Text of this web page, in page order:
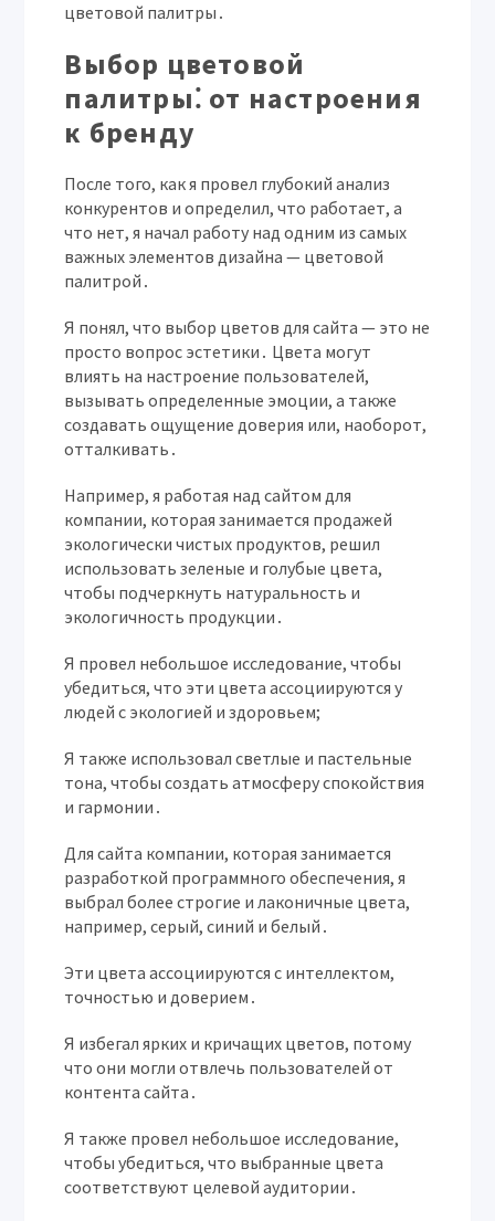
цветовой палитры․
Выбор цветовой
палитры⁚ от настроения
к бренду
После того, как я провел глубокий анализ
конкурентов и определил, что работает, а
что нет, я начал работу над одним из самых
важных элементов дизайна — цветовой
палитрой․
Я понял, что выбор цветов для сайта — это не
просто вопрос эстетики․ Цвета могут
влиять на настроение пользователей,
вызывать определенные эмоции, а также
создавать ощущение доверия или, наоборот,
отталкивать․
Например, я работая над сайтом для
компании, которая занимается продажей
экологически чистых продуктов, решил
использовать зеленые и голубые цвета,
чтобы подчеркнуть натуральность и
экологичность продукции․
Я провел небольшое исследование, чтобы
убедиться, что эти цвета ассоциируются у
людей с экологией и здоровьем;
Я также использовал светлые и пастельные
тона, чтобы создать атмосферу спокойствия
и гармонии․
Для сайта компании, которая занимается
разработкой программного обеспечения, я
выбрал более строгие и лаконичные цвета,
например, серый, синий и белый․
Эти цвета ассоциируются с интеллектом,
точностью и доверием․
Я избегал ярких и кричащих цветов, потому
что они могли отвлечь пользователей от
контента сайта․
Я также провел небольшое исследование,
чтобы убедиться, что выбранные цвета
соответствуют целевой аудитории․